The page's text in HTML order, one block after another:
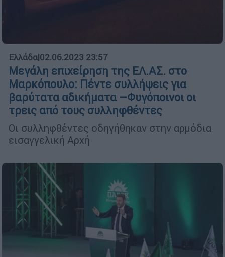
Ελλάδα|02.06.2023 23:57
Μεγάλη επιχείρηση της ΕΛ.ΑΣ. στο
Μαρκόπουλο: Πέντε συλλήψεις για
βαρύτατα αδικήματα –Φυγόποινοι οι
τρεις από τους συλληφθέντες
Οι συλληφθέντες οδηγήθηκαν στην αρμόδια
εισαγγελική Αρχή